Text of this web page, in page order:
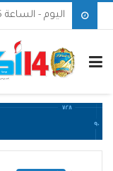
اليوم - الساعة 04:55 ص بتوقيت مدينة عدن